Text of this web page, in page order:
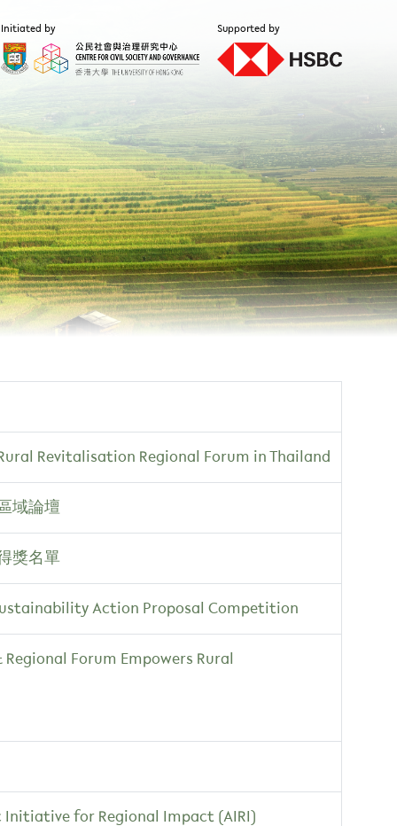
Initiated by Supported by
Revitalisation Regional Forum in Thailand
域論壇
獎名單
Action Proposal Competition
Forum Empowers Rural
for Regional Impact (AIRI)